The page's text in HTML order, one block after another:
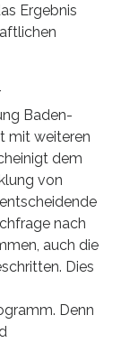
Ergebnis
Baden-
mit weiteren
dem
von
nach
auch die
Dies
Denn